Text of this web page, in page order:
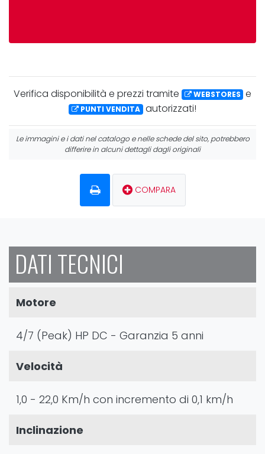
Verifica disponibilità e prezzi tramite WEBSTORES e
PUNTI VENDITA autorizzati!
Le immagini e i dati nel catalogo e nelle schede del sito, potrebbero
differire in alcuni dettagli dagli originali
COMPARA
DATI TECNICI
Motore
4/7 (Peak) HP DC - Garanzia 5 anni
Velocità
1,0 - 22,0 Km/h con incremento di 0,1 km/h
Inclinazione